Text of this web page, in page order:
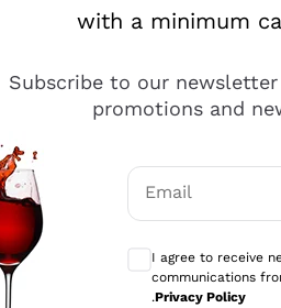
diversi e con un
with a minimum
Subscribe to our
promotions and
Email
I agree to receive
communications
.Privacy Policy